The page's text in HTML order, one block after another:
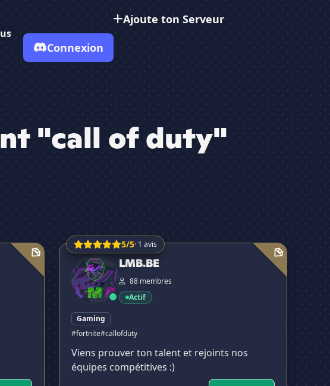
Ajoute ton Serveur
Connexion
"call of duty"
5/5· 1 avis
LMB.BE
LMB.BE
88 membres
Actif
Gaming
#fortnite#callofduty
Viens prouver ton talent et rejoints nos
équipes compétitives :)
✕